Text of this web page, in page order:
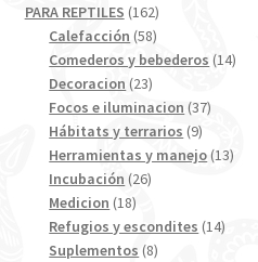
productos
PARA REPTILES 162162
productos
Calefacción 5858
productos
Comederos y bebederos 1414
Decoracion 2323
productos
Focos e iluminacion 3737
Hábitats y terrarios 99
productos
Herramientas y manejo 1313
Incubación 2626
Medicion 1818
productos
Refugios y escondites 1414
Suplementos 88